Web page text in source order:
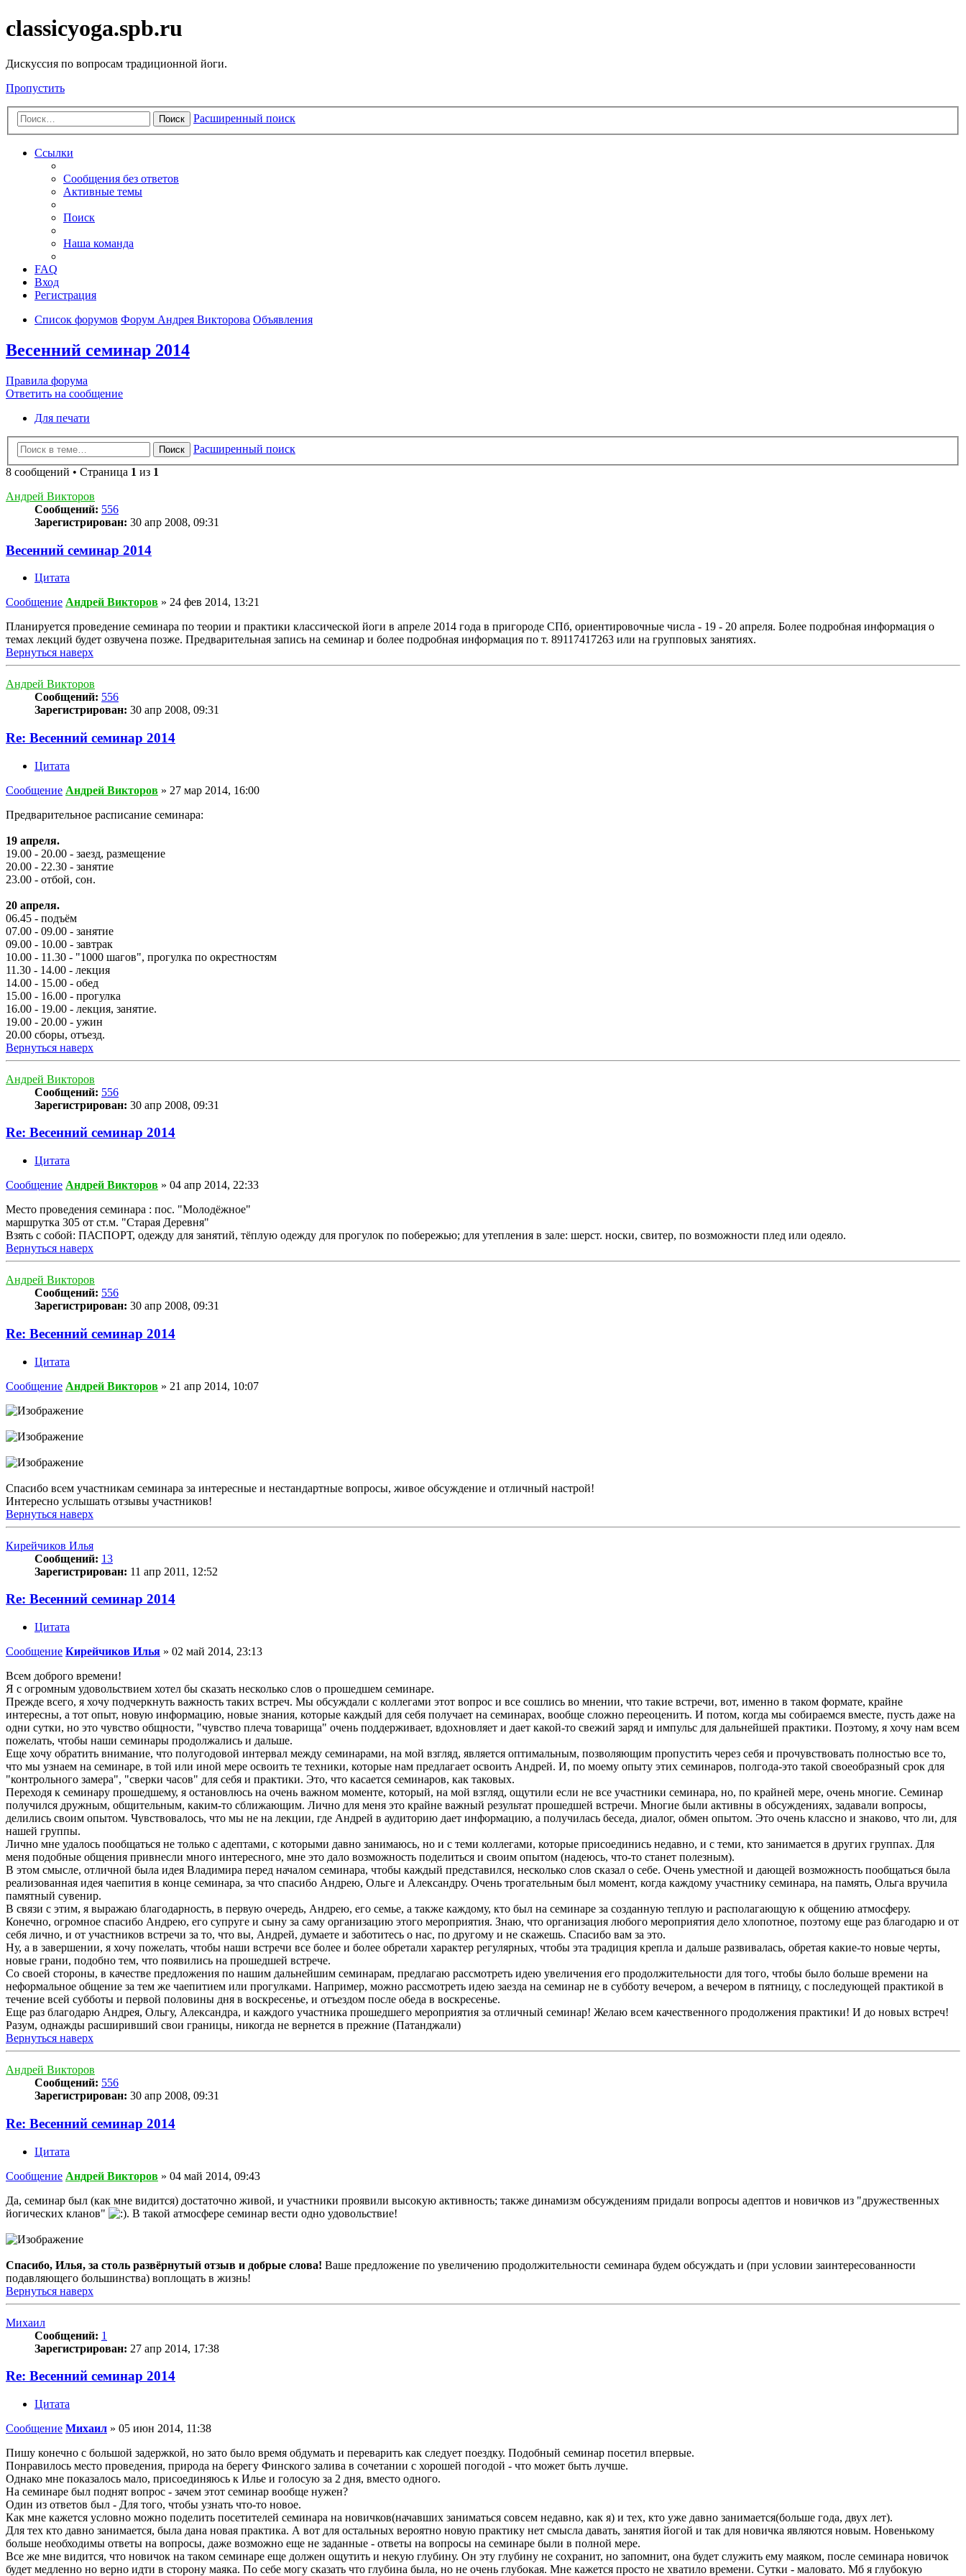
classicyoga.spb.ru
Дискуссия по вопросам традиционной йоги.
Пропустить
Поиск Расширенный поиск
Ссылки
Сообщения без ответов
Активные темы
Поиск
Наша команда
FAQ
Вход
Регистрация
Список форумов Форум Андрея Викторова Объявления
Весенний семинар 2014
Правила форума
Ответить на сообщение
Для печати
Поиск
Расширенный поиск
8 сообщений • Страница 1 из 1
Андрей Викторов
Сообщений: 556
Зарегистрирован: 30 апр 2008, 09:31
Весенний семинар 2014
Цитата
Сообщение Андрей Викторов » 24 фев 2014, 13:21
Планируется проведение семинара по теории и практики классической йоги в апреле 2014 года в пригороде СПб, ориентировочные числа - 19 - 20 апреля. Более подробная информация о
темах лекций будет озвучена позже. Предварительная запись на семинар и более подробная информация по т. 89117417263 или на групповых занятиях.
Вернуться наверх
Андрей Викторов
Сообщений: 556
Зарегистрирован: 30 апр 2008, 09:31
Re: Весенний семинар 2014
Цитата
Сообщение Андрей Викторов » 27 мар 2014, 16:00
Предварительное расписание семинара:
19 апреля.
19.00 - 20.00 - заезд, размещение
20.00 - 22.30 - занятие
23.00 - отбой, сон.
20 апреля.
06.45 - подъём
07.00 - 09.00 - занятие
09.00 - 10.00 - завтрак
10.00 - 11.30 - "1000 шагов", прогулка по окрестностям
11.30 - 14.00 - лекция
14.00 - 15.00 - обед
15.00 - 16.00 - прогулка
16.00 - 19.00 - лекция, занятие.
19.00 - 20.00 - ужин
20.00 сборы, отъезд.
Вернуться наверх
Андрей Викторов
Сообщений: 556
Зарегистрирован: 30 апр 2008, 09:31
Re: Весенний семинар 2014
Цитата
Сообщение Андрей Викторов » 04 апр 2014, 22:33
Место проведения семинара : пос. "Молодёжное"
маршрутка 305 от ст.м. "Старая Деревня"
Взять с собой: ПАСПОРТ, одежду для занятий, тёплую одежду для прогулок по побережью; для утепления в зале: шерст. носки, свитер, по возможности плед или одеяло.
Вернуться наверх
Андрей Викторов
Сообщений: 556
Зарегистрирован: 30 апр 2008, 09:31
Re: Весенний семинар 2014
Цитата
Сообщение Андрей Викторов » 21 апр 2014, 10:07
Спасибо всем участникам семинара за интересные и нестандартные вопросы, живое обсуждение и отличный настрой!
Интересно услышать отзывы участников!
Вернуться наверх
Кирейчиков Илья
Сообщений: 13
Зарегистрирован: 11 апр 2011, 12:52
Re: Весенний семинар 2014
Цитата
Сообщение Кирейчиков Илья » 02 май 2014, 23:13
Всем доброго времени!
Я с огромным удовольствием хотел бы сказать несколько слов о прошедшем семинаре.
Прежде всего, я хочу подчеркнуть важность таких встреч. Мы обсуждали с коллегами этот вопрос и все сошлись во мнении, что такие встречи, вот, именно в таком формате, крайне
интересны, а тот опыт, новую информацию, новые знания, которые каждый для себя получает на семинарах, вообще сложно переоценить. И потом, когда мы собираемся вместе, пусть даже на
одни сутки, но это чувство общности, "чувство плеча товарища" очень поддерживает, вдохновляет и дает какой-то свежий заряд и импульс для дальнейшей практики. Поэтому, я хочу нам всем
пожелать, чтобы наши семинары продолжались и дальше.
Еще хочу обратить внимание, что полугодовой интервал между семинарами, на мой взгляд, является оптимальным, позволяющим пропустить через себя и прочувствовать полностью все то,
что мы узнаем на семинаре, в той или иной мере освоить те техники, которые нам предлагает освоить Андрей. И, по моему опыту этих семинаров, полгода-это такой своеобразный срок для
"контрольного замера", "сверки часов" для себя и практики. Это, что касается семинаров, как таковых.
Переходя к семинару прошедшему, я остановлюсь на очень важном моменте, который, на мой взгляд, ощутили если не все участники семинара, но, по крайней мере, очень многие. Семинар
получился дружным, общительным, каким-то сближающим. Лично для меня это крайне важный результат прошедшей встречи. Многие были активны в обсуждениях, задавали вопросы,
делились своим опытом. Чувствовалось, что мы не на лекции, где Андрей в аудиторию дает информацию, а получилась беседа, диалог, обмен опытом. Это очень классно и знаково, что ли, для
нашей группы.
Лично мне удалось пообщаться не только с адептами, с которыми давно занимаюсь, но и с теми коллегами, которые присоединись недавно, и с теми, кто занимается в других группах. Для
меня подобные общения привнесли много интересного, мне это дало возможность поделиться и своим опытом (надеюсь, что-то станет полезным).
В этом смысле, отличной была идея Владимира перед началом семинара, чтобы каждый представился, несколько слов сказал о себе. Очень уместной и дающей возможность пообщаться была
реализованная идея чаепития в конце семинара, за что спасибо Андрею, Ольге и Александру. Очень трогательным был момент, когда каждому участнику семинара, на память, Ольга вручила
памятный сувенир.
В связи с этим, я выражаю благодарность, в первую очередь, Андрею, его семье, а также каждому, кто был на семинаре за созданную теплую и располагающую к общению атмосферу.
Конечно, огромное спасибо Андрею, его супруге и сыну за саму организацию этого мероприятия. Знаю, что организация любого мероприятия дело хлопотное, поэтому еще раз благодарю и от
себя лично, и от участников встречи за то, что вы, Андрей, думаете и заботитесь о нас, по другому и не скажешь. Спасибо вам за это.
Ну, а в завершении, я хочу пожелать, чтобы наши встречи все более и более обретали характер регулярных, чтобы эта традиция крепла и дальше развивалась, обретая какие-то новые черты,
новые грани, подобно тем, что появились на прошедшей встрече.
Со своей стороны, в качестве предложения по нашим дальнейшим семинарам, предлагаю рассмотреть идею увеличения его продолжительности для того, чтобы было больше времени на
неформальное общение за тем же чаепитием или прогулками. Например, можно рассмотреть идею заезда на семинар не в субботу вечером, а вечером в пятницу, с последующей практикой в
течение всей субботы и первой половины дня в воскресенье, и отъездом после обеда в воскресенье.
Еще раз благодарю Андрея, Ольгу, Александра, и каждого участника прошедшего мероприятия за отличный семинар! Желаю всем качественного продолжения практики! И до новых встреч!
Разум, однажды расширивший свои границы, никогда не вернется в прежние (Патанджали)
Вернуться наверх
Андрей Викторов
Сообщений: 556
Зарегистрирован: 30 апр 2008, 09:31
Re: Весенний семинар 2014
Цитата
Сообщение Андрей Викторов » 04 май 2014, 09:43
Да, семинар был (как мне видится) достаточно живой, и участники проявили высокую активность; также динамизм обсуждениям придали вопросы адептов и новичков из "дружественных
йогических кланов"
. В такой атмосфере семинар вести одно удовольствие!
Спасибо, Илья, за столь развёрнутый отзыв и добрые слова! Ваше предложение по увеличению продолжительности семинара будем обсуждать и (при условии заинтересованности
подавляющего большинства) воплощать в жизнь!
Вернуться наверх
Михаил
Сообщений: 1
Зарегистрирован: 27 апр 2014, 17:38
Re: Весенний семинар 2014
Цитата
Сообщение Михаил » 05 июн 2014, 11:38
Пишу конечно с большой задержкой, но зато было время обдумать и переварить как следует поездку. Подобный семинар посетил впервые.
Понравилось место проведения, природа на берегу Финского залива в сочетании с хорошей погодой - что может быть лучше.
Однако мне показалось мало, присоединяюсь к Илье и голосую за 2 дня, вместо одного.
На семинаре был поднят вопрос - зачем этот семинар вообще нужен?
Один из ответов был - Для того, чтобы узнать что-то новое.
Как мне кажется условно можно поделить посетителей семинара на новичков(начавших заниматься совсем недавно, как я) и тех, кто уже давно занимается(больше года, двух лет).
Для тех кто давно занимается, была дана новая практика. А вот для остальных вероятно новую практику нет смысла давать, занятия йогой и так для новичка являются новым. Новенькому
больше необходимы ответы на вопросы, даже возможно еще не заданные - ответы на вопросы на семинаре были в полной мере.
Все же мне видится, что новичок на таком семинаре еще должен ощутить и некую глубину. Он эту глубину не сохранит, но запомнит, она будет служить ему маяком, после семинара новичок
будет медленно но верно идти в сторону маяка. По себе могу сказать что глубина была, но не очень глубокая. Мне кажется просто не хватило времени. Сутки - маловато. Мб я глубокую